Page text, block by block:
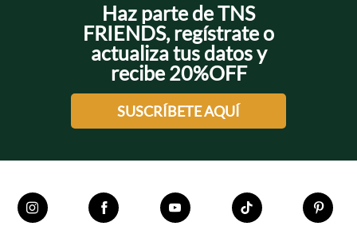
Haz parte de TNS
FRIENDS, regístrate o
actualiza tus datos y
recibe 20%OFF
SUSCRÍBETE AQUÍ